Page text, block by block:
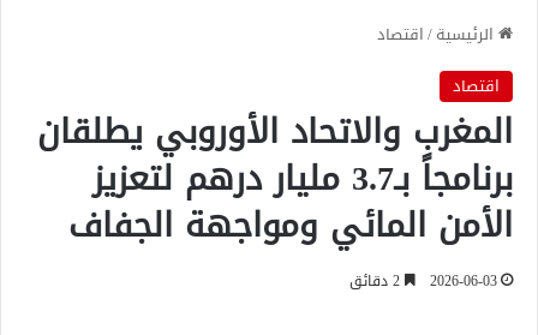
الرئيسية/اقتصاد
اقتصاد
المغرب والاتحاد الأوروبي يطلقان
برنامجاً بـ3.7 مليار درهم لتعزيز
الأمن المائي ومواجهة الجفاف
2026-06-03